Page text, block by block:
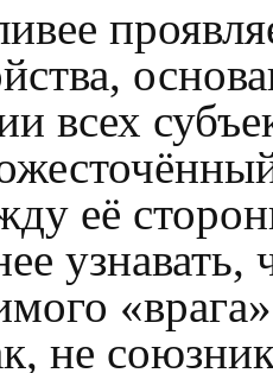
всех
её
узнавать,
не